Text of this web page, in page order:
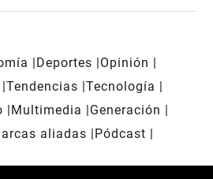
Deportes
Opinión
Tendencias Tecnología
Multimedia
Generación
aliadas
Pódcast